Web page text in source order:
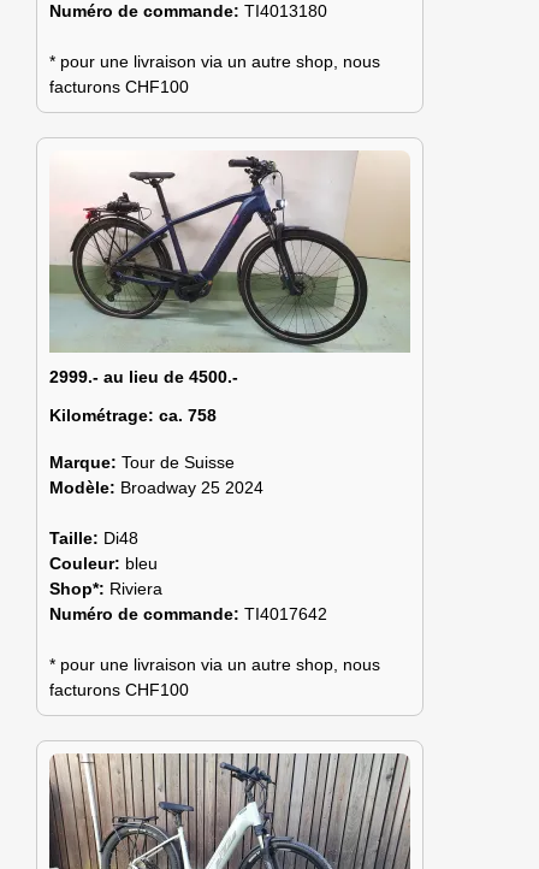
Numéro de commande: TI4013180
* pour une livraison via un autre shop, nous
facturons CHF100
2999.- au lieu de 4500.-
Kilométrage: ca. 758
Marque: Tour de Suisse
Modèle: Broadway 25 2024
Taille: Di48
Couleur: bleu
Shop*: Riviera
Numéro de commande: TI4017642
* pour une livraison via un autre shop, nous
facturons CHF100